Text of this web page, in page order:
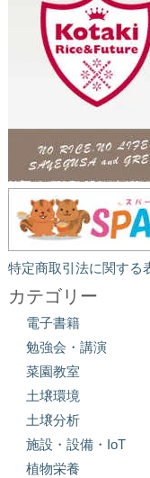
特定商取引法に関する
カテゴリー
電子書籍
勉強会・講演
菜園教室
土壌環境
土壌分析
施設・設備・IoT
植物栄養